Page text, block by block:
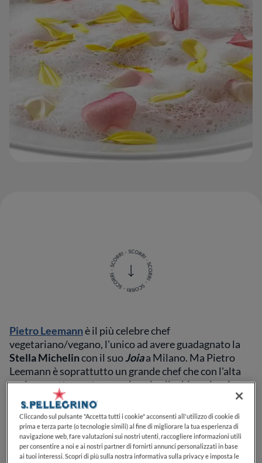
Pietro Leemannè il più celebre chef
vegetariano/vegano, l'unico ad avere guadagnato la
Stella Michelincon il suoJoiaa Milano. Ma Pietro
Leemann è soprattutto un grande chef che con l'alta
cucina, esattamente come i suoi colleghi onnivori,
gioca, si diverte e trasmette grandissimi sensazioni ai
suoi clienti.
Un ristorante, quello dello chef, che ha i connotati di
qualsiasi grande indirizzo, ma che al contrario di
Cliccando sul pulsante "Accetta tutti i cookie" acconsenti all'utilizzo di cookie di
prima e terza parte (o tecnologie simili) al fine di migliorare la tua esperienza di
navigazione web, fare valutazioni sui nostri utenti, raccogliere informazioni utili
per consentire a noi e ai nostri partner di fornirti annunci personalizzati in base
ai tuoi interessi. Scopri di più sulla nostra informativa sulla privacy e imposta le